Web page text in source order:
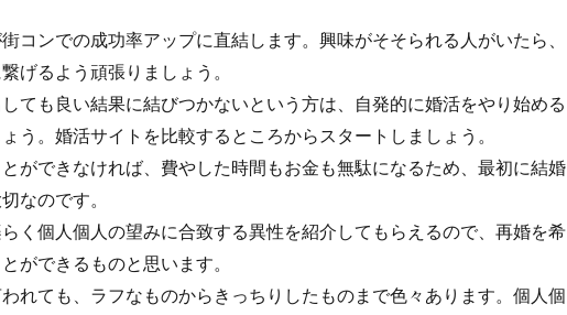
コンでの成功率アップに直結します。興味がそそられる人がいたら、
げるよう頑張りましょう。
ても良い結果に結びつかないという方は、自発的に婚活をやり始める
う。婚活サイトを比較するところからスタートしましょう。
ができなければ、費やした時間もお金も無駄になるため、最初に結婚
なのです。
く個人個人の望みに合致する異性を紹介してもらえるので、再婚を希
ができるものと思います。
れても、ラフなものからきっちりしたものまで色々あります。個人個